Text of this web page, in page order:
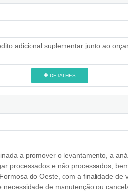
adicional suplementar junto ao
DETALHES
a promover o levantamento, a
processados e não processados,
do Oeste, com a finalidade de
de manutenção ou